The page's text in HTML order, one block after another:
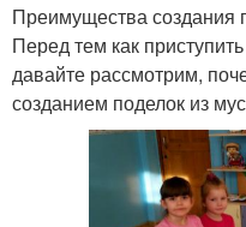
Преимущества создания
Перед тем как
давайте рассмотрим,
созданием поделок из